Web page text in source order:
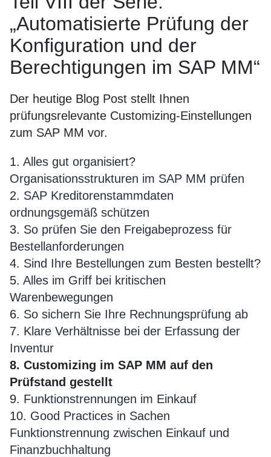
„Automatisierte Prüfung der
Konfiguration und der
Berechtigungen im SAP MM“
Der heutige Blog Post stellt Ihnen
prüfungsrelevante Customizing-Einstellungen
zum SAP MM vor.
1. Alles gut organisiert?
Organisationsstrukturen im SAP MM prüfen
2. SAP Kreditorenstammdaten
ordnungsgemäß schützen
3. So prüfen Sie den Freigabeprozess für
Bestellanforderungen
4. Sind Ihre Bestellungen zum Besten bestellt?
5. Alles im Griff bei kritischen
Warenbewegungen
6. So sichern Sie Ihre Rechnungsprüfung ab
7. Klare Verhältnisse bei der Erfassung der
Inventur
8. Customizing im SAP MM auf den
Prüfstand gestellt
9. Funktionstrennungen im Einkauf
10. Good Practices in Sachen
Funktionstrennung zwischen Einkauf und
Finanzbuchhaltung